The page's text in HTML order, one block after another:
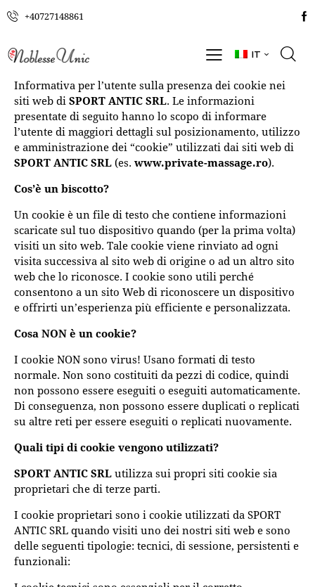
+40727148861
IT
Informativa per l’utente sulla presenza dei cookie nei
siti web di SPORT ANTIC SRL. Le informazioni
presentate di seguito hanno lo scopo di informare
l’utente di maggiori dettagli sul posizionamento, utilizzo
e amministrazione dei “cookie” utilizzati dai siti web di
SPORT ANTIC SRL (es. www.private-massage.ro).
Cos’è un biscotto?
Un cookie è un file di testo che contiene informazioni
scaricate sul tuo dispositivo quando (per la prima volta)
visiti un sito web. Tale cookie viene rinviato ad ogni
visita successiva al sito web di origine o ad un altro sito
web che lo riconosce. I cookie sono utili perché
consentono a un sito Web di riconoscere un dispositivo
e offrirti un’esperienza più efficiente e personalizzata.
Cosa NON è un cookie?
I cookie NON sono virus! Usano formati di testo
normale. Non sono costituiti da pezzi di codice, quindi
non possono essere eseguiti o eseguiti automaticamente.
Di conseguenza, non possono essere duplicati o replicati
su altre reti per essere eseguiti o replicati nuovamente.
Quali tipi di cookie vengono utilizzati?
SPORT ANTIC SRL utilizza sui propri siti cookie sia
proprietari che di terze parti.
I cookie proprietari sono i cookie utilizzati da SPORT
ANTIC SRL quando visiti uno dei nostri siti web e sono
delle seguenti tipologie: tecnici, di sessione, persistenti e
funzionali: